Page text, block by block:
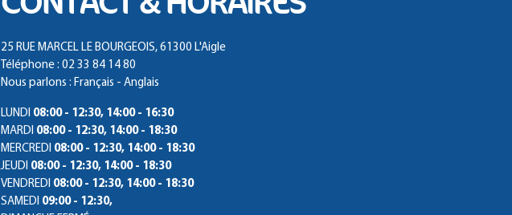
25 RUE MARCEL LE BOURGEOIS, 61300 L'Aigle
Téléphone : 02 33 84 14 80
Nous parlons : Français - Anglais
LUNDI 08:00 - 12:30, 14:00 - 16:30
MARDI 08:00 - 12:30, 14:00 - 18:30
MERCREDI 08:00 - 12:30, 14:00 - 18:30
JEUDI 08:00 - 12:30, 14:00 - 18:30
VENDREDI 08:00 - 12:30, 14:00 - 18:30
SAMEDI 09:00 - 12:30,